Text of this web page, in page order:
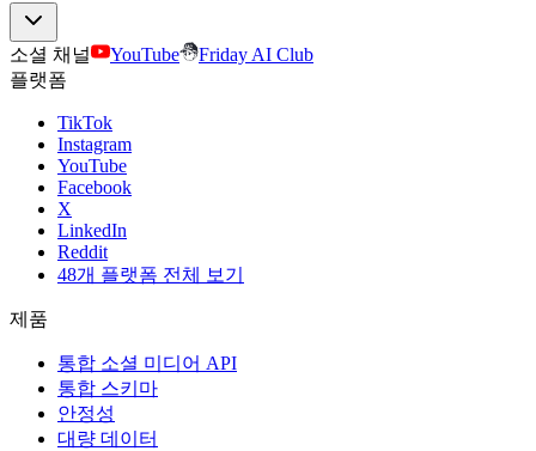
소셜 채널 YouTube
Friday AI Club
플랫폼
TikTok
Instagram
YouTube
Facebook
X
LinkedIn
Reddit
48개 플랫폼 전체 보기
제품
통합 소셜 미디어 API
통합 스키마
안정성
대량 데이터